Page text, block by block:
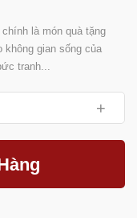
là món quà tặng
không gian sống của
tranh...
+